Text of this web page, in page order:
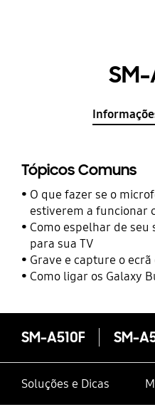
SM-
Tópicos Comuns
O que fazer se o
estiverem a funcionar
Como espelhar de
para sua TV
Grave e capture o
Como ligar os Galaxy
SM-A510F SM-
Soluções e Dicas